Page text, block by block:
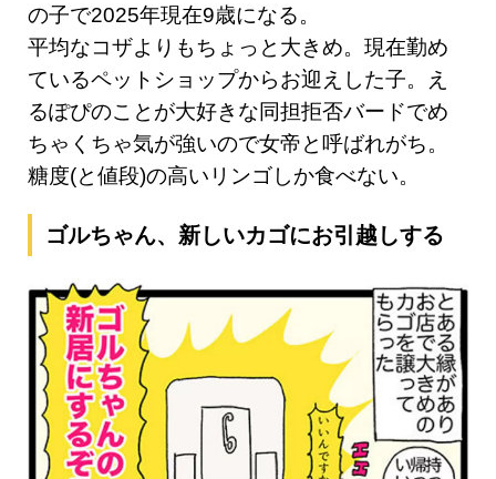
の子で2025年現在9歳になる。
平均なコザよりもちょっと大きめ。現在勤め
ているペットショップからお迎えした子。え
るぽぴのことが大好きな同担拒否バードでめ
ちゃくちゃ気が強いので女帝と呼ばれがち。
糖度(と値段)の高いリンゴしか食べない。
ゴルちゃん、新しいカゴにお引越しする